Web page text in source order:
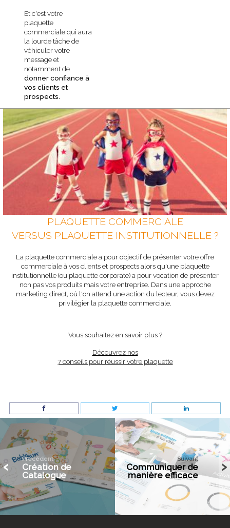
Et c'est votre
plaquette
commerciale qui aura
la lourde tâche de
véhiculer votre
message et
notamment de
donner confiance à
vos clients et
prospects.
PLAQUETTE COMMERCIALE
VERSUS PLAQUETTE INSTITUTIONNELLE ?
La plaquette commerciale a pour objectif de présenter votre offre
commerciale à vos clients et prospects alors qu'une plaquette
institutionnelle (ou plaquette corporate) a pour vocation de présenter
non pas vos produits mais votre entreprise. Dans une approche
marketing direct, où l'on attend une action du lecteur, vous devez
privilégier la plaquette commerciale.
Vous souhaitez en savoir plus ?
Découvrez nos
7 conseils pour réussir votre plaquette
‹ Précédent
Création de
Catalogue
‹ ›
Suivant
Communiquer de
manière efficace
›